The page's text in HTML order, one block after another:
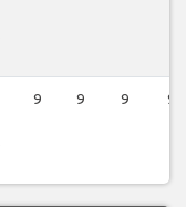
9 9 9 9